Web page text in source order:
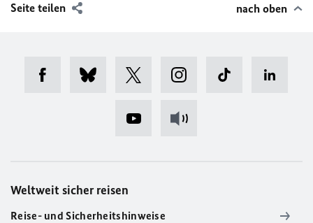
Seite teilen nach oben
Weltweit sicher reisen
Reise- und Sicherheitshinweise